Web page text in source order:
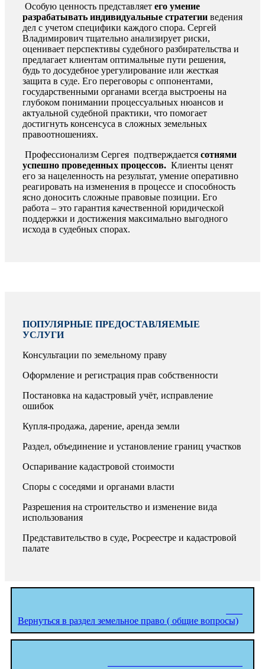
Особую ценность представляет его умение
разрабатывать индивидуальные стратегии ведения
дел с учетом специфики каждого спора. Сергей
Владимирович тщательно анализирует риски,
оценивает перспективы судебного разбирательства и
предлагает клиентам оптимальные пути решения,
будь то досудебное урегулирование или жесткая
защита в суде. Его переговоры с оппонентами,
государственными органами всегда выстроены на
глубоком понимании процессуальных нюансов и
актуальной судебной практики, что помогает
достигнуть консенсуса в сложных земельных
правоотношениях.
Профессионализм Сергея подтверждается сотнями
успешно проведенных процессов. Клиенты ценят
его за нацеленность на результат, умение оперативно
реагировать на изменения в процессе и способность
ясно доносить сложные правовые позиции. Его
работа – это гарантия качественной юридической
поддержки и достижения максимально выгодного
исхода в судебных спорах.
ПОПУЛЯРНЫЕ ПРЕДОСТАВЛЯЕМЫЕ
УСЛУГИ
Консультации по земельному праву
Оформление и регистрация прав собственности
Постановка на кадастровый учёт, исправление
ошибок
Купля-продажа, дарение, аренда земли
Раздел, объединение и установление границ участков
Оспаривание кадастровой стоимости
Споры с соседями и органами власти
Разрешения на строительство и изменение вида
использования
Представительство в суде, Росреестре и кадастровой
палате
Вернуться в раздел земельное право ( общие вопросы)